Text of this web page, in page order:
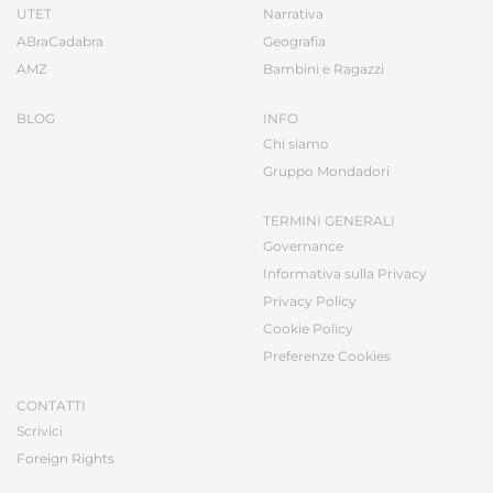
UTET
ABraCadabra
AMZ
BLOG
Narrativa
Geografia
Bambini e Ragazzi
INFO
Chi siamo
Gruppo Mondadori
TERMINI GENERALI
Governance
Informativa sulla Privacy
Privacy Policy
Cookie Policy
Preferenze Cookies
CONTATTI
Scrivici
Foreign Rights